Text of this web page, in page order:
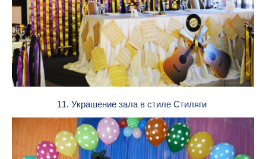
11. Украшение зала в стиле Стиляги